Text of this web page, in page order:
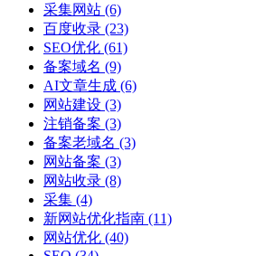
采集网站 (6)
百度收录 (23)
SEO优化 (61)
备案域名 (9)
AI文章生成 (6)
网站建设 (3)
注销备案 (3)
备案老域名 (3)
网站备案 (3)
网站收录 (8)
采集 (4)
新网站优化指南 (11)
网站优化 (40)